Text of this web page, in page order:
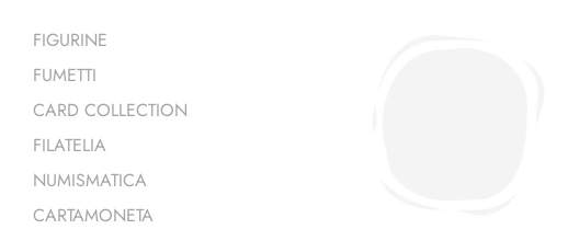
FIGURINE
FUMETTI
CARD COLLECTION
FILATELIA
NUMISMATICA
CARTAMONETA